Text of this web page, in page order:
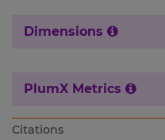
Dimensions
PlumX Metrics
Citations